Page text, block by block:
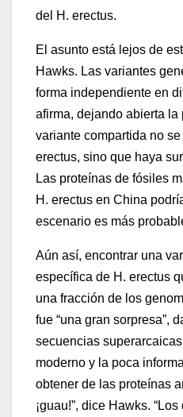
del H. erectus.
El asunto está lejos de
Hawks. Las variantes
forma independiente en
afirma, dejando abierta
variante compartida no
erectus, sino que haya
Las proteínas de fósiles
H. erectus en China
escenario es más
Aún así, encontrar una
específica de H. erectus
una fracción de los
fue “una gran sorpresa”,
secuencias
moderno y la poca
obtener de las proteínas
¡guau!”, dice Hawks.